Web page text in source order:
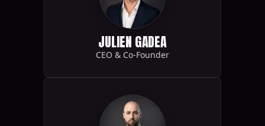
JULIEN GADEA
CEO & Co-Founder